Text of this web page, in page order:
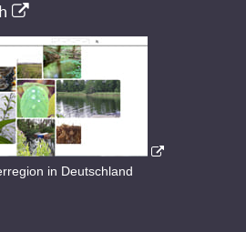
in Deutschland